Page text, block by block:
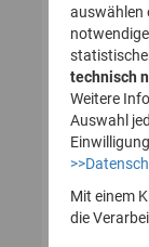
auswählen
technisch
Weitere
Auswahl
Mit einem
die